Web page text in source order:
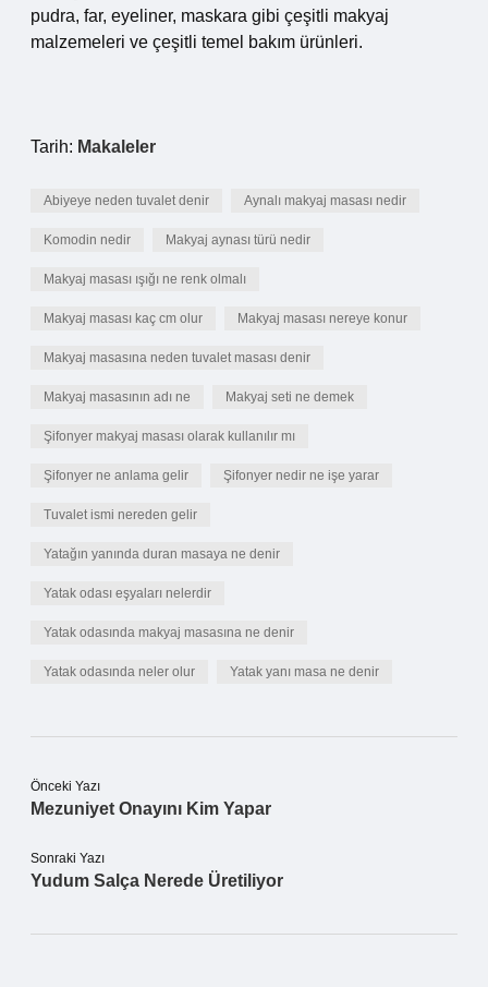
pudra, far, eyeliner, maskara gibi çeşitli makyaj
malzemeleri ve çeşitli temel bakım ürünleri.
Tarih: Makaleler
Abiyeye neden tuvalet denir Aynalı makyaj masası nedir
Komodin nedir Makyaj aynası türü nedir
Makyaj masası ışığı ne renk olmalı
Makyaj masası kaç cm olur Makyaj masası nereye konur
Makyaj masasına neden tuvalet masası denir
Makyaj masasının adı ne Makyaj seti ne demek
Şifonyer makyaj masası olarak kullanılır mı
Şifonyer ne anlama gelir Şifonyer nedir ne işe yarar
Tuvalet ismi nereden gelir
Yatağın yanında duran masaya ne denir
Yatak odası eşyaları nelerdir
Yatak odasında makyaj masasına ne denir
Yatak odasında neler olur Yatak yanı masa ne denir
Önceki Yazı
Mezuniyet Onayını Kim Yapar
Sonraki Yazı
Yudum Salça Nerede Üretiliyor